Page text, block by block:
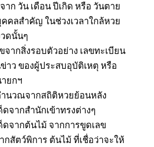
าก วัน เดือน ปีเกิด หรือ วันตาย
คลสำคัญ ในช่วงเวลาใกล้หวย
ดนั้นๆ
จากสิ่งรอบตัวอย่าง เลขทะเบียน
าว ของผู้ประสบอุบัติเหตุ หรือ
ยกฯ
ำนวณจากสถิติหวยย้อนหลัง
ดจากสำนักเข้าทรงต่างๆ
ดจากต้นไม้ จากการขูดเลข
กสัตว์พิการ ต้นไม้ ที่เชื่อว่าจะให้